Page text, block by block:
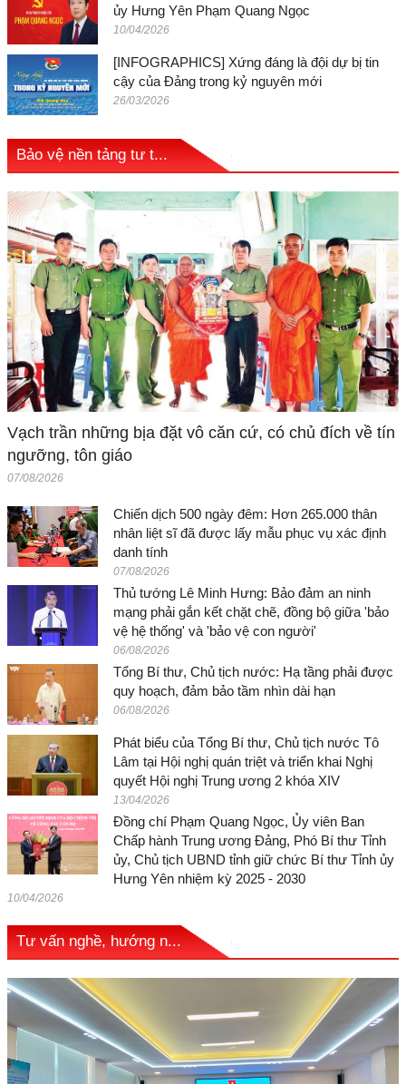
ủy Hưng Yên Phạm Quang Ngọc
10/04/2026
[INFOGRAPHICS] Xứng đáng là đội dự bị tin
cậy của Đảng trong kỷ nguyên mới
26/03/2026
Bảo vệ nền tảng tư t...
Vạch trần những bịa đặt vô căn cứ, có chủ đích về tín
ngưỡng, tôn giáo
07/08/2026
Chiến dịch 500 ngày đêm: Hơn 265.000 thân
nhân liệt sĩ đã được lấy mẫu phục vụ xác định
danh tính
07/08/2026
Thủ tướng Lê Minh Hưng: Bảo đảm an ninh
mạng phải gắn kết chặt chẽ, đồng bộ giữa 'bảo
vệ hệ thống' và 'bảo vệ con người'
06/08/2026
Tổng Bí thư, Chủ tịch nước: Hạ tầng phải được
quy hoạch, đảm bảo tầm nhìn dài hạn
06/08/2026
Phát biểu của Tổng Bí thư, Chủ tịch nước Tô
Lâm tại Hội nghị quán triệt và triển khai Nghị
quyết Hội nghị Trung ương 2 khóa XIV
13/04/2026
Đồng chí Phạm Quang Ngọc, Ủy viên Ban
Chấp hành Trung ương Đảng, Phó Bí thư Tỉnh
ủy, Chủ tịch UBND tỉnh giữ chức Bí thư Tỉnh ủy
Hưng Yên nhiệm kỳ 2025 - 2030
10/04/2026
Tư vấn nghề, hướng n...